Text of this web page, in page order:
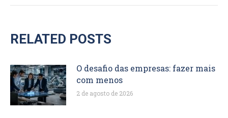
RELATED POSTS
O desafio das empresas: fazer mais
com menos
2 de agosto de 2026